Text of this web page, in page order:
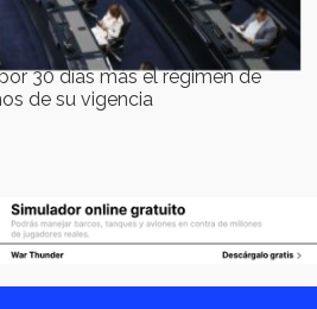
30 días más el régimen de
de su vigencia